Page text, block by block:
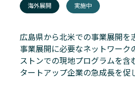
海外展開 実施中
広島県から北米での事業展開を
事業展開に必要なネットワーク
ストンでの現地プログラムを
タートアップ企業の急成長を促